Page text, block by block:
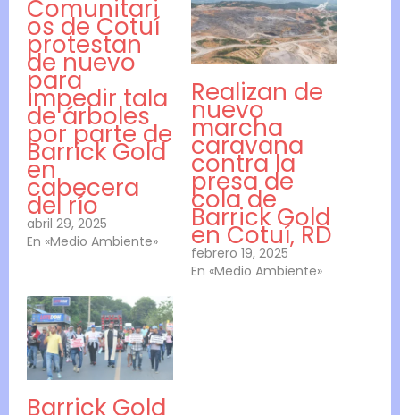
Comunitari
os de Cotuí
protestan
de nuevo
para
impedir tala
de árboles
por parte de
Barrick Gold
en
cabecera
del río
abril 29, 2025
En «Medio Ambiente»
Realizan de
nuevo
marcha
caravana
contra la
presa de
cola de
Barrick Gold
en Cotuí, RD
febrero 19, 2025
En «Medio Ambiente»
Barrick Gold